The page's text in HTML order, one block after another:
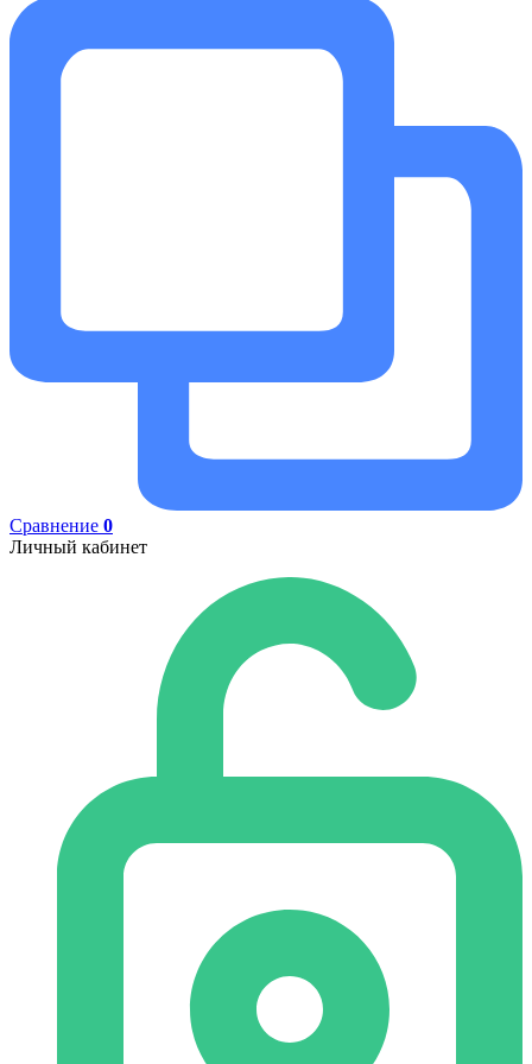
Сравнение 0
Личный кабинет